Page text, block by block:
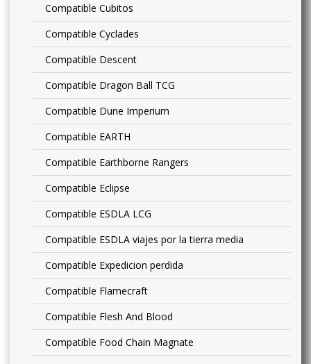
Compatible Cubitos
Compatible Cyclades
Compatible Descent
Compatible Dragon Ball TCG
Compatible Dune Imperium
Compatible EARTH
Compatible Earthborne Rangers
Compatible Eclipse
Compatible ESDLA LCG
Compatible ESDLA viajes por la tierra media
Compatible Expedicion perdida
Compatible Flamecraft
Compatible Flesh And Blood
Compatible Food Chain Magnate